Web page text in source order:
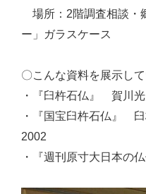
場所：2階調査相談・
ー」ガラスケース
〇こんな資料を展示し
・『臼杵石仏』 賀川
・『国宝臼杵石仏』
2002
・『週刊原寸大日本